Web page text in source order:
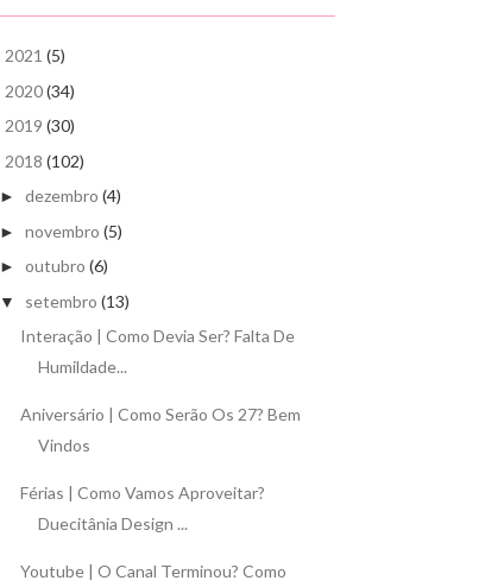
2021 (5)
2020(34)
2019 (30)
2018 (102)
► dezembro (4)
► novembro (5)
► outubro (6)
▼ setembro (13)
Interação | Como Devia Ser? Falta De
Humildade...
Aniversário | Como Serão Os 27? Bem
Vindos
Férias | Como Vamos Aproveitar?
Duecitânia Design ...
Youtube | O Canal Terminou? Como